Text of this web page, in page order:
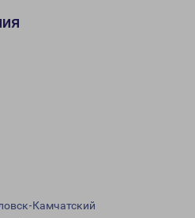
Камчатский